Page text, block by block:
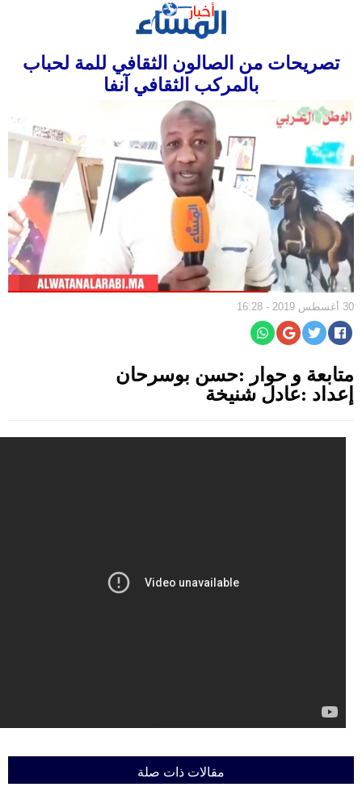
سياسة
مجتمع
إقتصاد
أخبار
الجالية
جهات
ثقافة
و
فن
رياضة
المرأة
حوادث
قناة
المساء
تصريحات من الصالون الثقافي للمة لحباب
بالمركب الثقافي آنفا
30 أغسطس 2019 - 16:28
متابعة و حوار :حسن بوسرحان
إعداد :عادل شنيخة
مقالات ذات صلة